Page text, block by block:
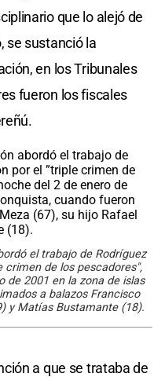
que lo alejó de
se sustanció la
en los Tribunales
fueron los fiscales
el trabajo de Rodríguez
crimen de los pescadores",
de 2001 en la zona de islas
a balazos Francisco
y Matías Bustamante (18).
a que se trataba de